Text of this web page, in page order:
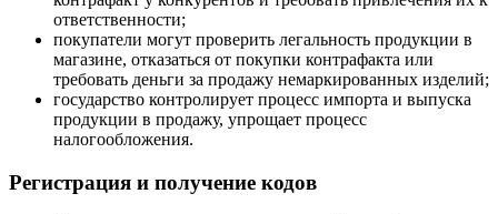
ответственности;
покупатели могут проверить легальность продукции в
магазине, отказаться от покупки контрафакта или
требовать деньги за продажу немаркированных изделий;
государство контролирует процесс импорта и выпуска
продукции в продажу, упрощает процесс
налогообложения.
Регистрация и получение кодов